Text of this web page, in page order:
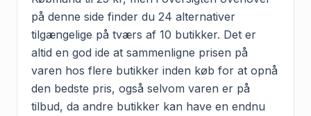
på denne side finder du 24 alternativer
tilgængelige på tværs af 10 butikker. Det er
altid en god ide at sammenligne prisen på
varen hos flere butikker inden køb for at opnå
den bedste pris, også selvom varen er på
tilbud, da andre butikker kan have en endnu